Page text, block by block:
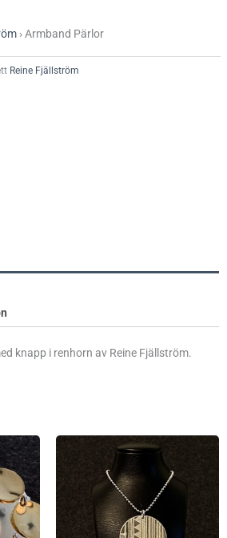
›Armband Pärlor
Reine Fjällström
knapp i renhorn av Reine Fjällström.